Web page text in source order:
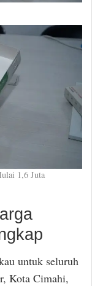
1,6 Juta
untuk seluruh
Kota Cimahi,